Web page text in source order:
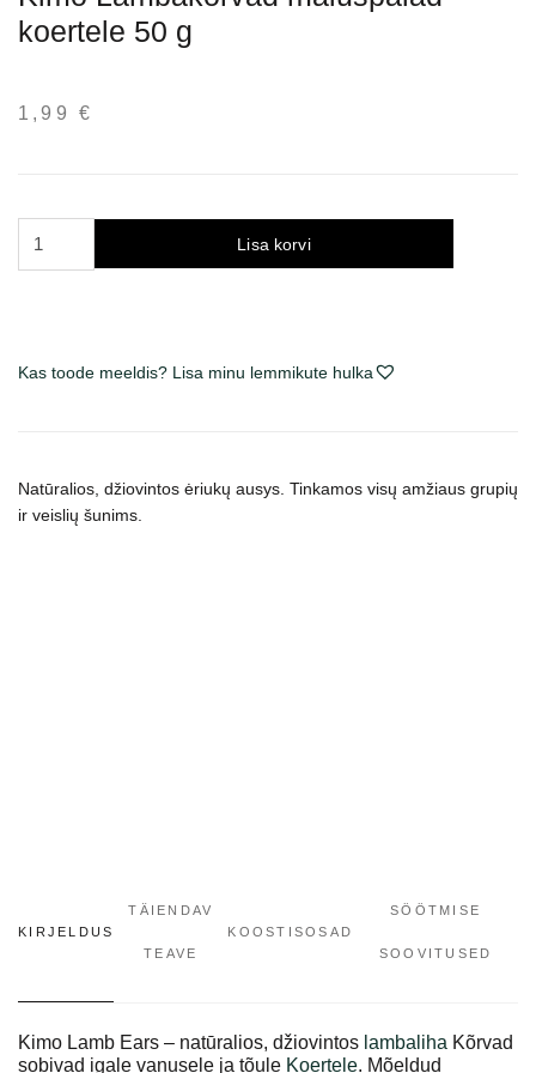
koertele 50 g
1,99 €
50
Lisa korvi
Kas toode meeldis? Lisa minu lemmikute hulka
Natūralios, džiovintos ėriukų ausys. Tinkamos visų amžiaus grupių
ir veislių šunims.
KIRJELDUS
TÄIENDAV
TEAVE
KOOSTISOSAD
SÖÖTMISE
SOOVITUSED
Kimo Lamb Ears – natūralios, džiovintos lambaliha Kõrvad
sobivad igale vanusele ja tõule Koertele. Mõeldud